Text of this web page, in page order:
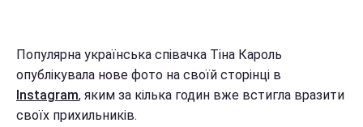
Популярна українська співачка Тіна Кароль
опублікувала нове фото на своїй сторінці в
Instagram, яким за кілька годин вже встигла вразити
своїх прихильників.